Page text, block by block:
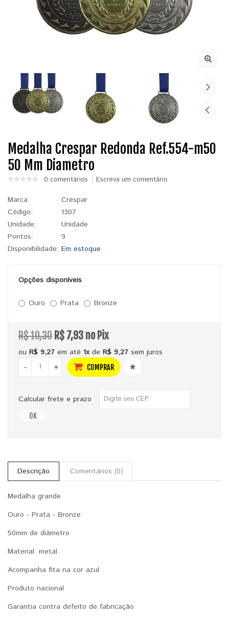
Medalha Crespar Redonda Ref.554-m50
50 Mm Diametro
0 comentários Escreva um comentário
Marca:
Crespar
Código:
1307
Unidade:
Unidade
Pontos:
9
Disponibilidade: Em estoque
Opções disponíveis
Ouro Prata Bronze
R$ 10,30 R$ 7,93 no Pix
ou R$ 9,27 em até 1xde R$ 9,27 sem juros
-
+ COMPRAR
Calcular frete e prazo
OK
Descrição Comentários (0)
Medalha grande
Ouro - Prata - Bronze
50mm de diâmetro
Material: metal
Acompanha fita na cor azul
Produto nacional
Garantia contra defeito de fabricação